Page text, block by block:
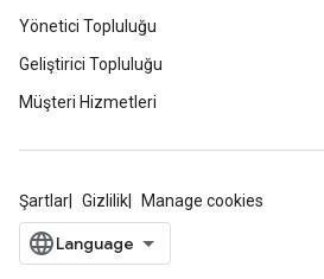
Yönetici Topluluğu
Geliştirici Topluluğu
Müşteri Hizmetleri
Şartlar Gizlilik Manage cookies